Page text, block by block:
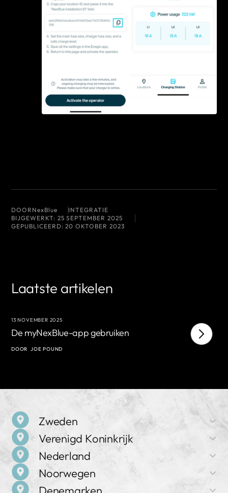
DOOR NexBlue
INTEGRATIE
BIJGEWERKT: 25 SEPTEMBER 2025
GEPUBLICEERD: 20 OKTOBER 2023
Laatste artikelen
13 NOVEMBER 2025
De myNexBlue-app gebruiken
DOOR JOE POUND
Zweden
Bedrijfsnaam
NexBlue
Adres
Birger Jarlsgatan 57 C, 113 56 Stockholm, Zweden
Verenigd Koninkrijk
Bedrijfsnaam
NexBlue
Adres
Nederland
Bedrijfsnaam
NexBlue
Noorwegen